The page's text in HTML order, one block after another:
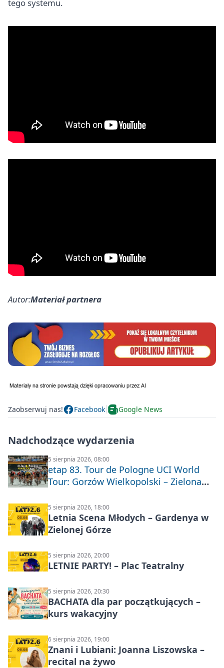
tego systemu.
Autor:Materiał partnera
Zaobserwuj nas! Facebook Google News
Nadchodzące wydarzenia
5 sierpnia 2026, 08:00
etap 83. Tour de Pologne UCI World
Tour: Gorzów Wielkopolski – Zielona
5 sierpnia 2026, 18:00
Letnia Scena Młodych – Gardenya w
Zielonej Górze
5 sierpnia 2026, 20:00
LETNIE PARTY! – Plac Teatralny
5 sierpnia 2026, 20:30
BACHATA dla par początkujących –
kurs wakacyjny
6 sierpnia 2026, 19:00
Znani i Lubiani: Joanna Liszowska –
recital na żywo